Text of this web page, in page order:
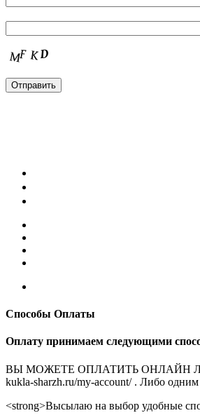
Способы Оплаты
Оплату принимаем следующими
ВЫ МОЖЕТЕ ОПЛАТИТЬ ОНЛАЙН ЛЮБОЙ
kukla-sharzh.ru/my-account/ . Либо
<strong>Высылаю на выбор удобные